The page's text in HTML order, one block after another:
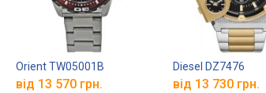
Orient TW05001B
від 13 570 грн.
Diesel DZ7476
від 13 730 грн.